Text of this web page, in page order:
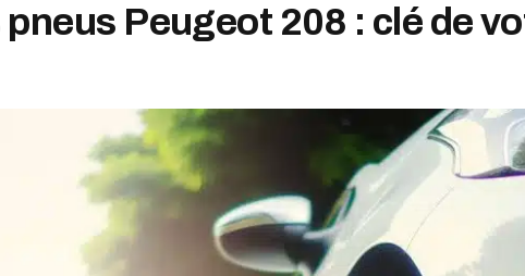
Peugeot 208 : clé de